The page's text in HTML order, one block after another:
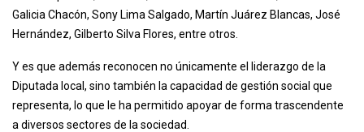
Galicia Chacón, Sony Lima Salgado, Martín Juárez Blancas, José
Hernández, Gilberto Silva Flores, entre otros.
Y es que además reconocen no únicamente el liderazgo de la
Diputada local, sino también la capacidad de gestión social que
representa, lo que le ha permitido apoyar de forma trascendente
a diversos sectores de la sociedad.